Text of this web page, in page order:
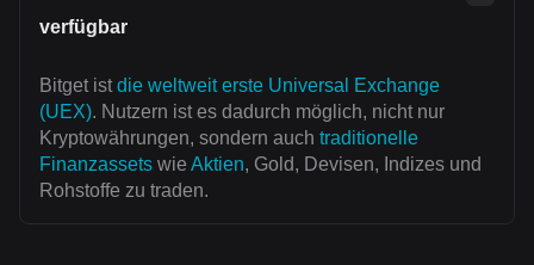
verfügbar
Bitget ist die weltweit erste Universal Exchange
(UEX). Nutzern ist es dadurch möglich, nicht nur
Kryptowährungen, sondern auch traditionelle
Finanzassets wie Aktien, Gold, Devisen, Indizes und
Rohstoffe zu traden.